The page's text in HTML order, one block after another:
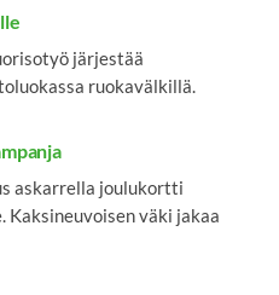
järjestää
ruokavälkillä.
askarrella joulukortti
väki jakaa